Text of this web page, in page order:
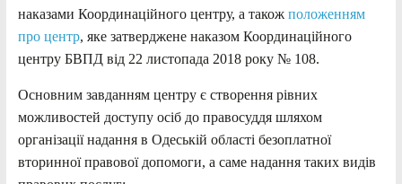
наказами Координаційного центру, а також положенням
про центр, яке затверджене наказом Координаційного
центру БВПД від 22 листопада 2018 року № 108.
Основним завданням центру є створення рівних
можливостей доступу осіб до правосуддя шляхом
організації надання в Одеській області безоплатної
вторинної правової допомоги, а саме надання таких видів